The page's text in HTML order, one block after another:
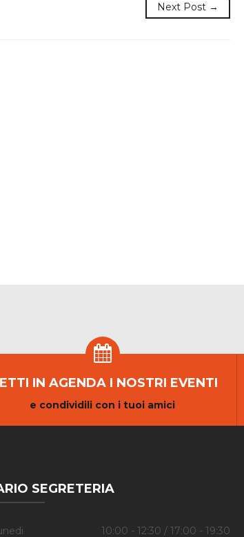
Next Post →
IN AGENDA I NOSTRI EVENTI
e condividili con i tuoi amici
SEGRETERIA
10:00 - 12:30 / 17:00 - 19:30